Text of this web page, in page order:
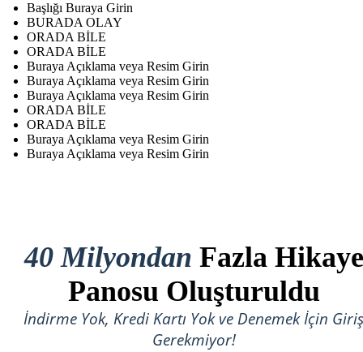
Başlığı Buraya Girin
BURADA OLAY
ORADA BİLE
ORADA BİLE
Buraya Açıklama veya Resim Girin
Buraya Açıklama veya Resim Girin
Buraya Açıklama veya Resim Girin
ORADA BİLE
ORADA BİLE
Buraya Açıklama veya Resim Girin
Buraya Açıklama veya Resim Girin
40 Milyondan Fazla Hikaye
Panosu Oluşturuldu
İndirme Yok, Kredi Kartı Yok ve Denemek İçin Giriş
Gerekmiyor!